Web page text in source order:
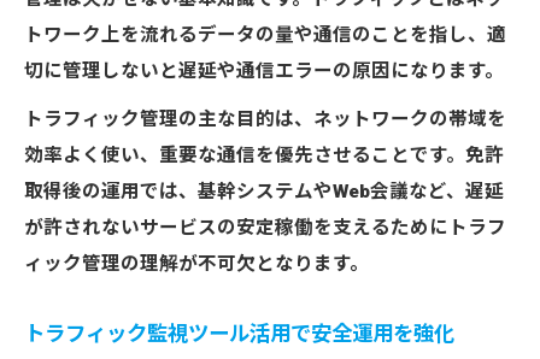
可視化で分かるトラフィック監視の重要ポ
ネットワークトラフィック測定フリーソフ
トラフィック監視Windows環境での運用方
免許取得後に必ず押さえたい監視ツール活用法
トワーク上を流れるデータの量や通信のことを指し、適
切に管理しないと遅延や通信エラーの原因になります。
トラフィック管理の主な目的は、ネットワークの帯域を
効率よく使い、重要な通信を優先させることです。免許
取得後の運用では、基幹システムやWeb会議など、遅延
が許されないサービスの安定稼働を支えるためにトラフ
ィック管理の理解が不可欠となります。
トラフィック監視ツール活用で安全運用を強化